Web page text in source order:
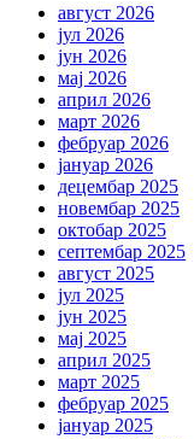
август 2026
јул 2026
јун 2026
мај 2026
април 2026
март 2026
фебруар 2026
јануар 2026
децембар 2025
новембар 2025
октобар 2025
септембар 2025
август 2025
јул 2025
јун 2025
мај 2025
април 2025
март 2025
фебруар 2025
јануар 2025